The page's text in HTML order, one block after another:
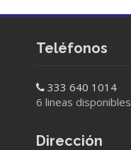
Teléfonos
333 640 1014
6 lineas disponibles
Dirección